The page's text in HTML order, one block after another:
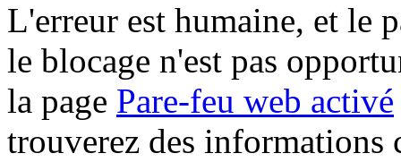
L'erreur est humaine, et le
le blocage n'est pas
la page Pare-feu web activé
trouverez des informations